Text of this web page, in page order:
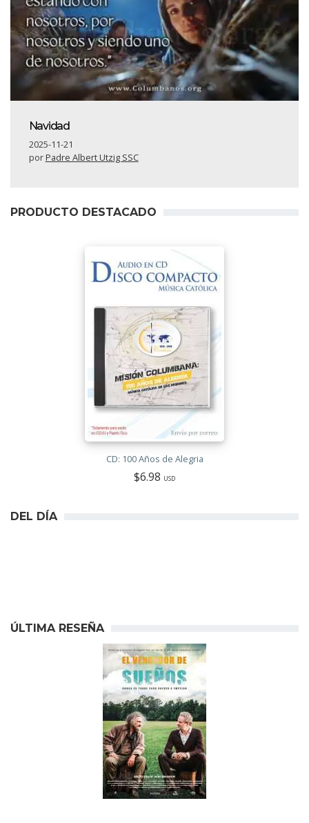
Navidad
2025-11-21
porPadre Albert Utzig SSC
PRODUCTO DESTACADO
CD: 100 Años de Alegria
$6.98 USD
DEL DÍA
ÚLTIMA RESEÑA